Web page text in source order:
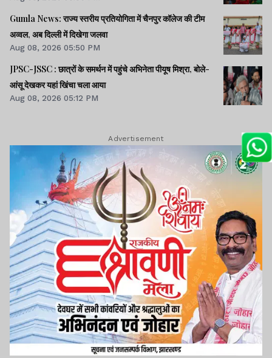
Gumla News: राज्य स्तरीय प्रतियोगिता में चैनपुर कॉलेज की टीम
अव्वल, अब दिल्ली में दिखेगा जलवा
Aug 08, 2026 05:50 PM
JPSC-JSSC : छात्रों के समर्थन में पहुंचे अभिनेता पीयूष मिश्रा, बोले-
आंसू देखकर यहां खिंचा चला आया
Aug 08, 2026 05:12 PM
Advertisement